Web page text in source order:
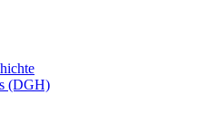
(DGH)